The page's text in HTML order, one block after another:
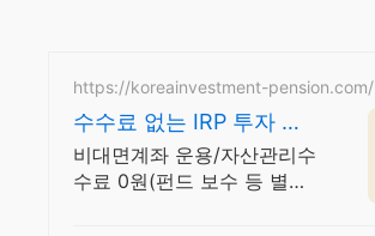
https://koreainvestment-pension.com/
수수료 없는 IRP 투자 매
달 기대되는 연금 생활
비대면계좌 운용/자산관리수
수료 0원(펀드 보수 등 별도)